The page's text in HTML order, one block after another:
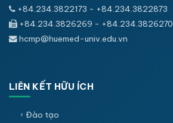
+84.234.3822173 - +84.234.3822873
+84.234.3826269 - +84.234.3826270
hcmp@huemed-univ.edu.vn
LIÊN KẾT HỮU ÍCH
Đào tạo